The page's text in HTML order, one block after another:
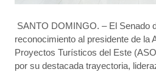
SANTO DOMINGO. – El Senado
reconocimiento al presidente de la
Proyectos Turísticos del Este
por su destacada trayectoria,